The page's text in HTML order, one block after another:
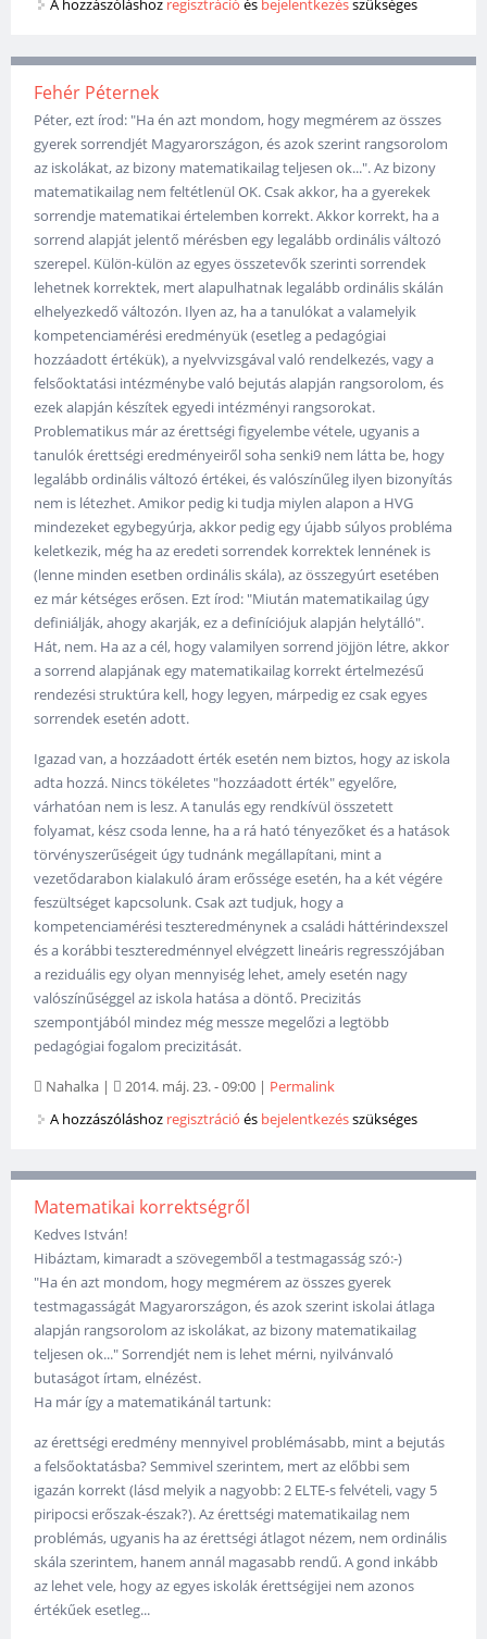
A hozzászóláshoz regisztráció és bejelentkezésszükséges
Fehér Péternek
Péter, ezt írod: "Ha én azt mondom, hogy megmérem az összes
gyerek sorrendjét Magyarországon, és azok szerint rangsorolom
az iskolákat, az bizony matematikailag teljesen ok...". Az bizony
matematikailag nem feltétlenül OK. Csak akkor, ha a gyerekek
sorrendje matematikai értelemben korrekt. Akkor korrekt, ha a
sorrend alapját jelentő mérésben egy legalább ordinális változó
szerepel. Külön-külön az egyes összetevők szerinti sorrendek
lehetnek korrektek, mert alapulhatnak legalább ordinális skálán
elhelyezkedő változón. Ilyen az, ha a tanulókat a valamelyik
kompetenciamérési eredményük (esetleg a pedagógiai
hozzáadott értékük), a nyelvvizsgával való rendelkezés, vagy a
felsőoktatási intézménybe való bejutás alapján rangsorolom, és
ezek alapján készítek egyedi intézményi rangsorokat.
Problematikus már az érettségi figyelembe vétele, ugyanis a
tanulók érettségi eredményeiről soha senki9 nem látta be, hogy
legalább ordinális változó értékei, és valószínűleg ilyen bizonyítás
nem is létezhet. Amikor pedig ki tudja miylen alapon a HVG
mindezeket egybegyúrja, akkor pedig egy újabb súlyos probléma
keletkezik, még ha az eredeti sorrendek korrektek lennének is
(lenne minden esetben ordinális skála), az összegyúrt esetében
ez már kétséges erősen. Ezt írod: "Miután matematikailag úgy
definiálják, ahogy akarják, ez a definíciójuk alapján helytálló".
Hát, nem. Ha az a cél, hogy valamilyen sorrend jöjjön létre, akkor
a sorrend alapjának egy matematikailag korrekt értelmezésű
rendezési struktúra kell, hogy legyen, márpedig ez csak egyes
sorrendek esetén adott.
Igazad van, a hozzáadott érték esetén nem biztos, hogy az iskola
adta hozzá. Nincs tökéletes "hozzáadott érték" egyelőre,
várhatóan nem is lesz. A tanulás egy rendkívül összetett
folyamat, kész csoda lenne, ha a rá ható tényezőket és a hatások
törvényszerűségeit úgy tudnánk megállapítani, mint a
vezetődarabon kialakuló áram erőssége esetén, ha a két végére
feszültséget kapcsolunk. Csak azt tudjuk, hogy a
kompetenciamérési teszteredménynek a családi háttérindexszel
és a korábbi teszteredménnyel elvégzett lineáris regresszójában
a reziduális egy olyan mennyiség lehet, amely esetén nagy
valószínűséggel az iskola hatása a döntő. Precizitás
szempontjából mindez még messze megelőzi a legtöbb
pedagógiai fogalom precizitását.
Nahalka | 2014. máj. 23. - 09:00 | Permalink
A hozzászóláshoz regisztráció és bejelentkezésszükséges
Matematikai korrektségről
Kedves István!
Hibáztam, kimaradt a szövegemből a testmagasság szó:-)
"Ha én azt mondom, hogy megmérem az összes gyerek
testmagasságát Magyarországon, és azok szerint iskolai átlaga
alapján rangsorolom az iskolákat, az bizony matematikailag
teljesen ok..." Sorrendjét nem is lehet mérni, nyilvánvaló
butaságot írtam, elnézést.
Ha már így a matematikánál tartunk:
az érettségi eredmény mennyivel problémásabb, mint a bejutás
a felsőoktatásba? Semmivel szerintem, mert az előbbi sem
igazán korrekt (lásd melyik a nagyobb: 2 ELTE-s felvételi, vagy 5
piripocsi erőszak-észak?). Az érettségi matematikailag nem
problémás, ugyanis ha az érettségi átlagot nézem, nem ordinális
skála szerintem, hanem annál magasabb rendű. A gond inkább
az lehet vele, hogy az egyes iskolák érettségijei nem azonos
értékűek esetleg...